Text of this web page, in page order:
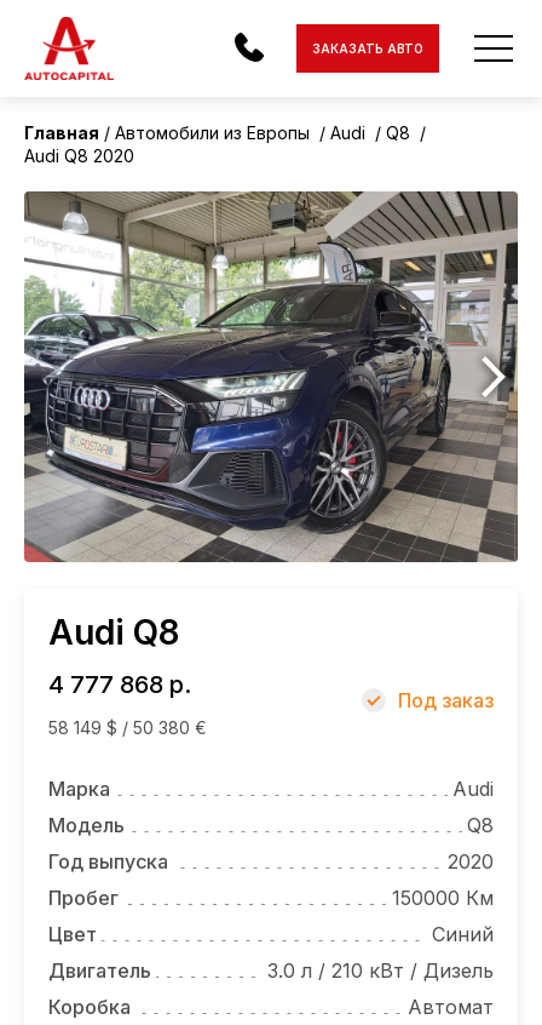
АВТОМОБИЛИ
ЭЛЕКТРОМОБИЛИ
МОТОЦИКЛЫ
ДОСТАВКА
КОНТАКТЫ
О КОМПАНИИ
ОТЗЫВЫ
НОВОСТИ
ЗАКАЗАТЬ АВТО
Главная Автомобили из Европы Audi
Q8
Audi Q8 2020
Audi Q8
4 777 868 р.
58 149 $ / 50 380 €
Под заказ
Марка
Audi
Модель
Q8
Год выпуска
2020
Пробег
150000 Км
Цвет
Синий
Двигатель
3.0 л / 210 кВт / Дизель
Коробка
Автомат